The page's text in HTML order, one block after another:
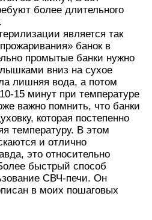
более длительного
является так
банок в
промытые банки нужно
вниз на сухое
лишняя вода, а потом
15 минут при температуре
важно помнить, что банки
которая постепенно
температуру. В этом
и отлично
это относительно
быстрый способ
СВЧ-печи. Он
в моих пошаговых